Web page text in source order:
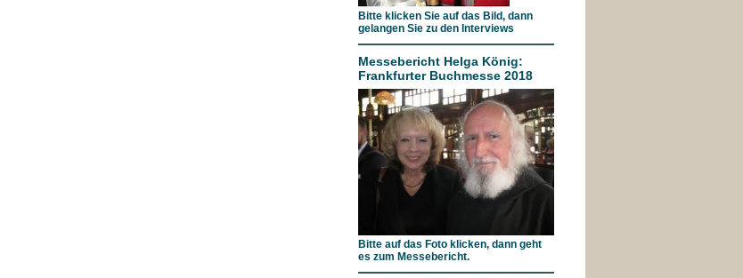
Bitte klicken Sie auf das Bild, dann
gelangen Sie zu den Interviews
Messebericht Helga König:
Frankfurter Buchmesse 2018
Bitte auf das Foto klicken, dann geht
es zum Messebericht.